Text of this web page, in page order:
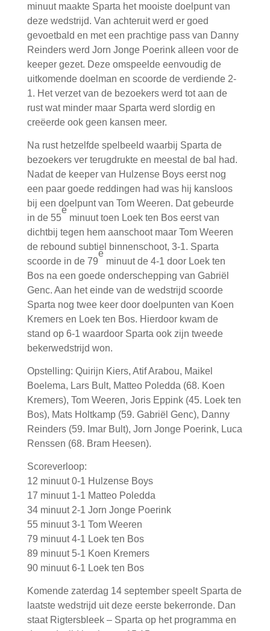
minuut maakte Sparta het mooiste doelpunt van
deze wedstrijd. Van achteruit werd er goed
gevoetbald en met een prachtige pass van Danny
Reinders werd Jorn Jonge Poerink alleen voor de
keeper gezet. Deze omspeelde eenvoudig de
uitkomende doelman en scoorde de verdiende 2-
1. Het verzet van de bezoekers werd tot aan de
rust wat minder maar Sparta werd slordig en
creëerde ook geen kansen meer.
Na rust hetzelfde spelbeeld waarbij Sparta de
bezoekers ver terugdrukte en meestal de bal had.
Nadat de keeper van Hulzense Boys eerst nog
een paar goede reddingen had was hij kansloos
bij een doelpunt van Tom Weeren. Dat gebeurde
in de 55
e
minuut toen Loek ten Bos eerst van
dichtbij tegen hem aanschoot maar Tom Weeren
de rebound subtiel binnenschoot, 3-1. Sparta
scoorde in de 79
e
minuut de 4-1 door Loek ten
Bos na een goede onderschepping van Gabriël
Genc. Aan het einde van de wedstrijd scoorde
Sparta nog twee keer door doelpunten van Koen
Kremers en Loek ten Bos. Hierdoor kwam de
stand op 6-1 waardoor Sparta ook zijn tweede
bekerwedstrijd won.
Opstelling: Quirijn Kiers, Atif Arabou, Maikel
Boelema, Lars Bult, Matteo Poledda (68. Koen
Kremers), Tom Weeren, Joris Eppink (45. Loek ten
Bos), Mats Holtkamp (59. Gabriël Genc), Danny
Reinders (59. Imar Bult), Jorn Jonge Poerink, Luca
Renssen (68. Bram Heesen).
Scoreverloop:
12 minuut 0-1 Hulzense Boys
17 minuut 1-1 Matteo Poledda
34 minuut 2-1 Jorn Jonge Poerink
55 minuut 3-1 Tom Weeren
79 minuut 4-1 Loek ten Bos
89 minuut 5-1 Koen Kremers
90 minuut 6-1 Loek ten Bos
Komende zaterdag 14 september speelt Sparta de
laatste wedstrijd uit deze eerste bekerronde. Dan
staat Rigtersbleek – Sparta op het programma en